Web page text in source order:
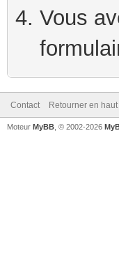
Vous
Contact Retourner en haut
Moteur MyBB , © 2002-2026